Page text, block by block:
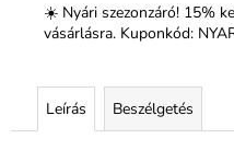
☀️ Nyári szezonzáró! 15%
vásárlásra. Kuponkód:
Leírás Beszélgetés